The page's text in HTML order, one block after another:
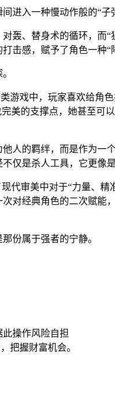
进入一种慢动作般的“子
轰、替身术的循环，而
击感，赋予了角色一种“
游戏中，玩家喜欢给
美的支撑点，她甚至
人的羁绊，而是作为
仅是杀人工具，它更像
代审美中对于“力量
对经典角色的二次赋
份属于强者的宁静。
操作风险自担
把握财富机会。